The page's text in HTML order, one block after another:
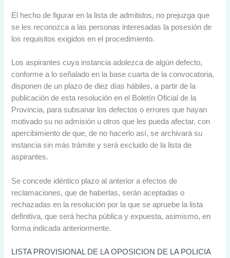
El hecho de figurar en la lista de admitidos, no prejuzga que
se les reconozca a las personas interesadas la posesión de
los requisitos exigidos en el procedimiento.
Los aspirantes cuya instancia adolezca de algún defecto,
conforme a lo señalado en la base cuarta de la convocatoria,
disponen de un plazo de diez días hábiles, a partir de la
publicación de esta resolución en el Boletín Oficial de la
Provincia, para subsanar los defectos o errores que hayan
motivado su no admisión u otros que les pueda afectar, con
apercibimiento de que, de no hacerlo así, se archivará su
instancia sin más trámite y será excluido de la lista de
aspirantes.
Se concede idéntico plazo al anterior a efectos de
reclamaciones, que de haberlas, serán aceptadas o
rechazadas en la resolución por la que se apruebe la lista
definitiva, que será hecha pública y expuesta, asimismo, en
forma indicada anteriormente.
LISTA PROVISIONAL DE LA OPOSICION DE LA POLICIA